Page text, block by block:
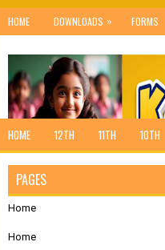
HOME DOWNLOADS » FORMS
HOME 12TH 11TH 10TH
PAGES
Home
Home